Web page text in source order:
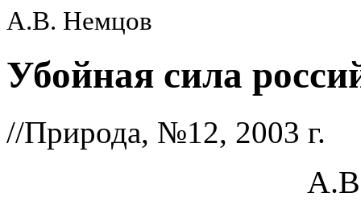
А.В. Немцов
Убойная сила
//Природа, №12, 2003 г.